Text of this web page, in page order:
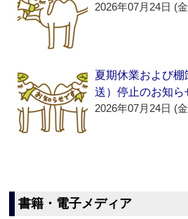
2026年07月24日 (
夏期休業および
送）停止のお知ら
2026年07月24日 (
書籍・電子メディア